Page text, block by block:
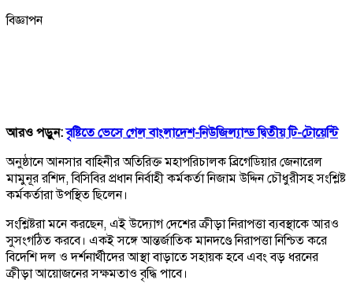
বিজ্ঞাপন
আরও পড়ুন:বৃষ্টিতে ভেসে গেল বাংলাদেশ-নিউজিল্যান্ড দ্বিতীয় টি-টোয়েন্টি
অনুষ্ঠানে আনসার বাহিনীর অতিরিক্ত মহাপরিচালক ব্রিগেডিয়ার জেনারেল
মামুনূর রশিদ, বিসিবির প্রধান নির্বাহী কর্মকর্তা নিজাম উদ্দিন চৌধুরীসহ সংশ্লিষ্ট
কর্মকর্তারা উপস্থিত ছিলেন।
সংশ্লিষ্টরা মনে করছেন, এই উদ্যোগ দেশের ক্রীড়া নিরাপত্তা ব্যবস্থাকে আরও
সুসংগঠিত করবে। একই সঙ্গে আন্তর্জাতিক মানদণ্ডে নিরাপত্তা নিশ্চিত করে
বিদেশি দল ও দর্শনার্থীদের আস্থা বাড়াতে সহায়ক হবে এবং বড় ধরনের
ক্রীড়া আয়োজনের সক্ষমতাও বৃদ্ধি পাবে।